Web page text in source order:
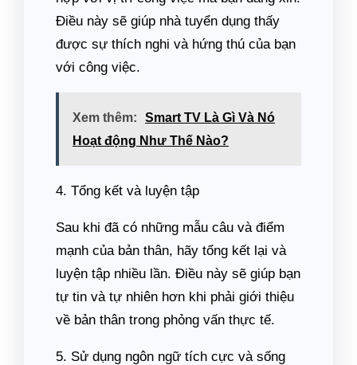
Điều này sẽ giúp nhà tuyển dụng thấy
được sự thích nghi và hứng thú của bạn
với công việc.
Xem thêm:
Smart TV Là Gì Và Nó
Hoạt động Như Thế Nào?
4. Tổng kết và luyện tập
Sau khi đã có những mẫu câu và điểm
mạnh của bản thân, hãy tổng kết lại và
luyện tập nhiều lần. Điều này sẽ giúp bạn
tự tin và tự nhiên hơn khi phải giới thiệu
về bản thân trong phỏng vấn thực tế.
5. Sử dụng ngôn ngữ tích cực và sống